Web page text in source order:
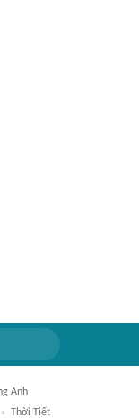
Anh
Thời Tiết